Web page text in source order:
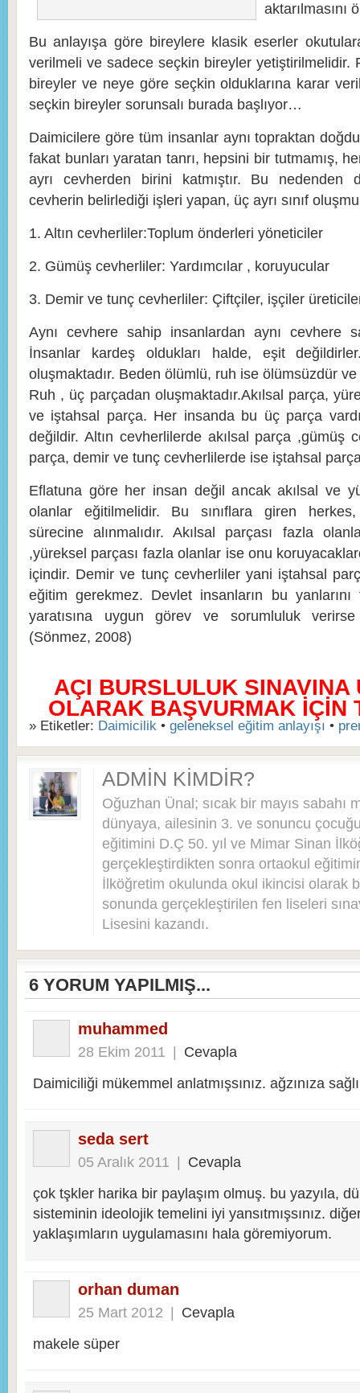
aktarılmasını
Bu anlayışa göre bireylere klasik eserler
verilmeli ve sadece seçkin bireyler yetiştirilmelidir.
bireyler ve neye göre seçkin olduklarına karar
seçkin bireyler sorunsalı burada başlıyor…
Daimicilere göre tüm insanlar aynı topraktan
fakat bunları yaratan tanrı, hepsini bir tutmamış,
ayrı cevherden birini katmıştır. Bu nedenden
cevherin belirlediği işleri yapan, üç ayrı sınıf
1. Altın cevherliler:Toplum önderleri yöneticiler
2. Gümüş cevherliler: Yardımcılar , koruyucular
3. Demir ve tunç cevherliler: Çiftçiler, işçiler
Aynı cevhere sahip insanlardan aynı cevhere
İnsanlar kardeş oldukları halde, eşit
oluşmaktadır. Beden ölümlü, ruh ise ölümsüzdür
Ruh , üç parçadan oluşmaktadır.Akılsal parça,
ve iştahsal parça. Her insanda bu üç parça
değildir. Altın cevherlilerde akılsal parça ,gümüş
parça, demir ve tunç cevherlilerde ise iştahsal parça
Eflatuna göre her insan değil ancak akılsal ve
olanlar eğitilmelidir. Bu sınıflara giren
sürecine alınmalıdır. Akılsal parçası fazla
,yüreksel parçası fazla olanlar ise onu
içindir. Demir ve tunç cevherliler yani iştahsal
eğitim gerekmez. Devlet insanların bu
yaratısına uygun görev ve sorumluluk
(Sönmez, 2008)
AÇI BURSLULUK SINAVINA
OLARAK BAŞVURMAK İÇİN
» Etiketler: Daimicilik • geleneksel eğitim anlayışı •
ADMIN KIMDIR?
Oğuzhan Ünal; sıcak bir mayıs sabahı
dünyaya, ailesinin 3. ve sonuncu
eğitimini D.Ç 50. yıl ve Mimar Sinan
gerçekleştirdikten sonra ortaokul
İlköğretim okulunda okul ikincisi olarak
sonunda gerçekleştirilen fen liseleri
Lisesini kazandı.
6 YORUM YAPILMIŞ...
muhammed
28 Ekim 2011 | Cevapla
Daimiciliği mükemmel anlatmışsınız. ağzınıza
seda sert
05 Aralık 2011 | Cevapla
çok tşkler harika bir paylaşım olmuş. bu yazyıla,
sisteminin ideolojik temelini iyi yansıtmışsınız.
yaklaşımların uygulamasını hala göremiyorum.
orhan duman
25 Mart 2012 | Cevapla
makele süper